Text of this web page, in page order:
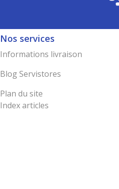
Nos services
Informations livraison
Blog Servistores
Plan du site
Index articles